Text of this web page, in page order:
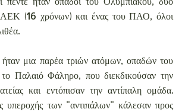
ΑΕΚ (16 χρόνων) και ένας του ΠΑΟ, όλοι
ήταν μια παρέα τριών ατόμων, οπαδών του
Παλαιό Φάληρο, που διεκδικούσαν την
και εντόπισαν την αντίπαλη ομάδα.
υπεροχής των "αντιπάλων" κάλεσαν προς